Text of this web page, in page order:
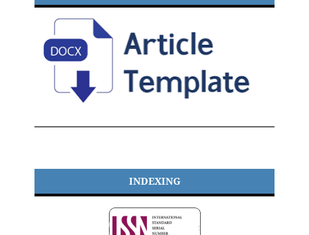
INDEXING